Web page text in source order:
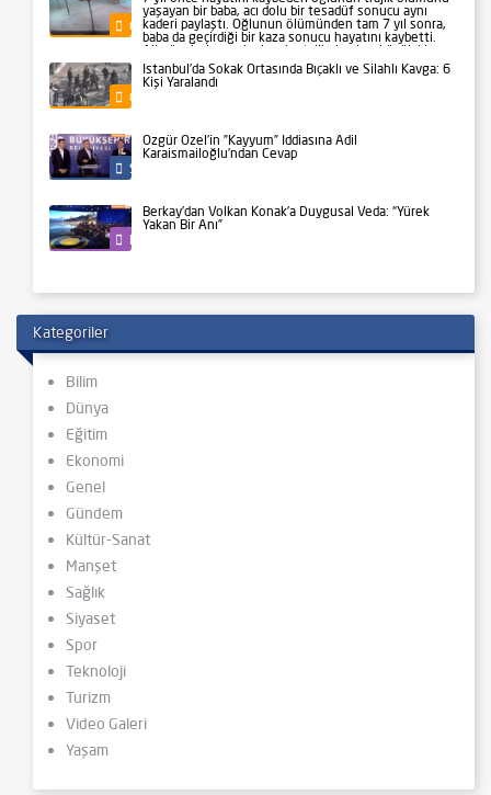
Gündem
yaşayan bir baba, acı dolu bir tesadüf sonucu aynı
kaderi paylaştı. Oğlunun ölümünden tam 7 yıl sonra,
baba da geçirdiği bir kaza sonucu hayatını kaybetti.
Aile üyeleri ve yakınları, bu talihsiz olayı büyük bir
üzüntüyle karşıladı.
Gündem
İstanbul’da Sokak Ortasında Bıçaklı ve Silahlı Kavga: 6
Kişi Yaralandı
Siyaset
Özgür Özel’in ”Kayyum” İddiasına Adil
Karaismailoğlu’ndan Cevap
Kültür-Sanat
Berkay’dan Volkan Konak’a Duygusal Veda: “Yürek
Yakan Bir Anı”
Kategoriler
Bilim
Dünya
Eğitim
Ekonomi
Genel
Gündem
Kültür-Sanat
Manşet
Sağlık
Siyaset
Spor
Teknoloji
Turizm
Video Galeri
Yaşam